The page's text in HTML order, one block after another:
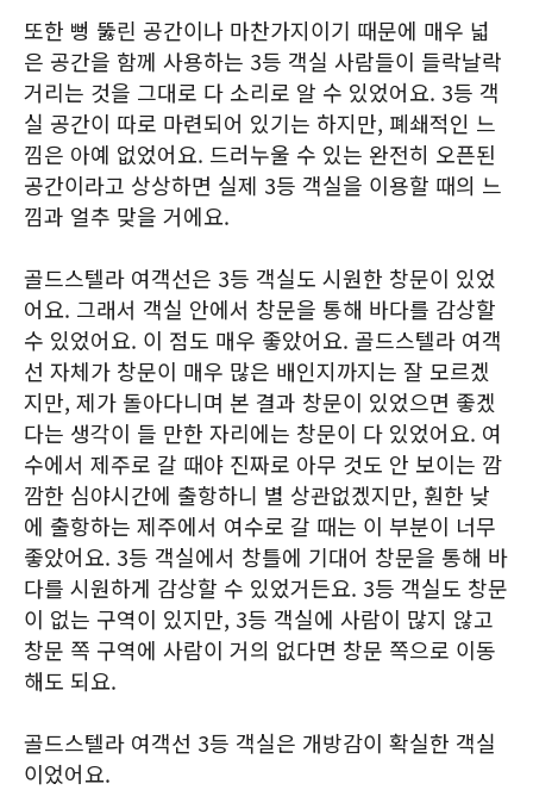
또한 뻥 뚫린 공간이나 마찬가지이기 때문에 매우 넓
은 공간을 함께 사용하는 3등 객실 사람들이 들락날락
거리는 것을 그대로 다 소리로 알 수 있었어요. 3등 객
실 공간이 따로 마련되어 있기는 하지만, 폐쇄적인 느
낌은 아예 없었어요. 드러누울 수 있는 완전히 오픈된
공간이라고 상상하면 실제 3등 객실을 이용할 때의 느
낌과 얼추 맞을 거에요.
골드스텔라 여객선은 3등 객실도 시원한 창문이 있었
어요. 그래서 객실 안에서 창문을 통해 바다를 감상할
수 있었어요. 이 점도 매우 좋았어요. 골드스텔라 여객
선 자체가 창문이 매우 많은 배인지까지는 잘 모르겠
지만, 제가 돌아다니며 본 결과 창문이 있었으면 좋겠
다는 생각이 들 만한 자리에는 창문이 다 있었어요. 여
수에서 제주로 갈 때야 진짜로 아무 것도 안 보이는 깜
깜한 심야시간에 출항하니 별 상관없겠지만, 훤한 낮
에 출항하는 제주에서 여수로 갈 때는 이 부분이 너무
좋았어요. 3등 객실에서 창틀에 기대어 창문을 통해 바
다를 시원하게 감상할 수 있었거든요. 3등 객실도 창문
이 없는 구역이 있지만, 3등 객실에 사람이 많지 않고
창문 쪽 구역에 사람이 거의 없다면 창문 쪽으로 이동
해도 되요.
골드스텔라 여객선 3등 객실은 개방감이 확실한 객실
이었어요.